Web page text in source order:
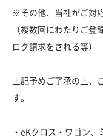
※その他、当社がご対
（複数回にわたりご登
ログ請求をされる等）
上記予めご了承の上、
す。
・eKクロス・ワゴン、